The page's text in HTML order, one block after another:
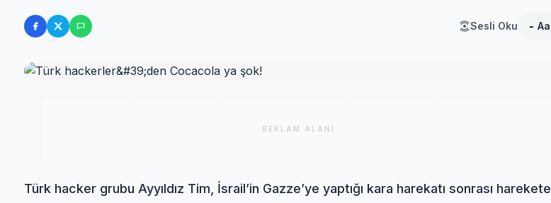
Sesli Oku - Aa
REKLAM ALANI
Türk hacker grubu Ayyıldız Tim, İsrail’in Gazze’ye yaptığı kara harekatı sonrası harekete